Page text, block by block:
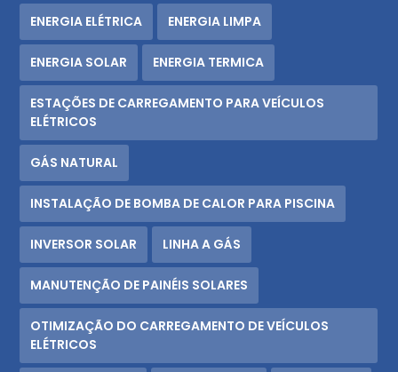
ENERGIA ELÉTRICA ENERGIA LIMPA
ENERGIA SOLAR ENERGIA TERMICA
ESTAÇÕES DE CARREGAMENTO PARA VEÍCULOS
ELÉTRICOS
GÁS NATURAL
INSTALAÇÃO DE BOMBA DE CALOR PARA PISCINA
INVERSOR SOLAR LINHA A GÁS
MANUTENÇÃO DE PAINÉIS SOLARES
OTIMIZAÇÃO DO CARREGAMENTO DE VEÍCULOS
ELÉTRICOS